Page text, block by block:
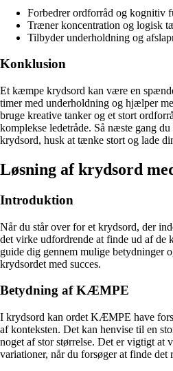
Forbedrer ordforråd og kognitiv
Træner koncentration og logisk
Tilbyder underholdning og
Konklusion
Et kæmpe krydsord kan være en
timer med underholdning og hjælper
bruge kreative tanker og et stort
komplekse ledetråde. Så næste gang
krydsord, husk at tænke stort og lade
Løsning af krydsord
Introduktion
Når du står over for et krydsord, der
det virke udfordrende at finde ud af de
guide dig gennem mulige betydninger
krydsordet med succes.
Betydning af KÆMPE
I krydsord kan ordet KÆMPE have
af konteksten. Det kan henvise til en
noget af stor størrelse. Det er vigtigt at
variationer, når du forsøger at finde det